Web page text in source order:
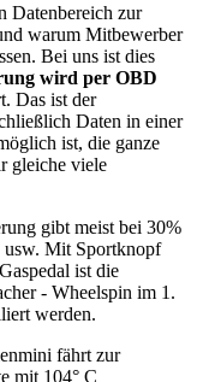
Datenbereich zur
warum Mitbewerber
Bei uns ist dies
wird per OBD
Das ist der
Daten in einer
ist, die ganze
gleiche viele
gibt meist bei 30%
usw. Mit Sportknopf
ist die
- Wheelspin im 1.
werden.
fährt zur
mit 104° C